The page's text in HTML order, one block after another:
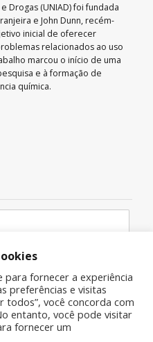
Drogas (UNIAD) foi fundada
e John Dunn, recém-
inicial de oferecer
relacionados ao uso
marcou o início de uma
e à formação de
química.
Pesquisa em Álcool e Drogas
para fornecer a experiência
preferências e visitas
todos”, você concorda com
entanto, você pode visitar
fornecer um